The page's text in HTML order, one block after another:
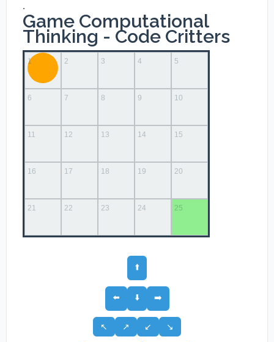
.
Game Computational
Thinking - Code Critters
⬆️
⬅️ ⬇️ ➡️
↖️ ↗️ ↙️ ↘️